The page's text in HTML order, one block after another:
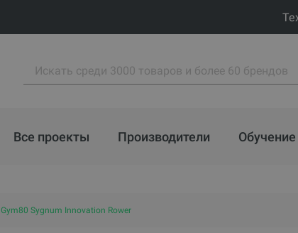
Все проекты Производители Обучение
Gym80 Sygnum Innovation Rower